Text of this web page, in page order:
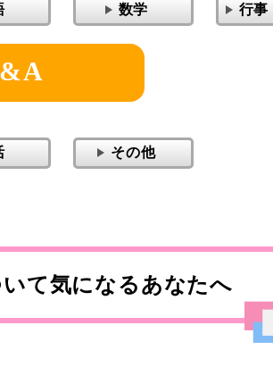
数学 行事
その他
て気になるあなたへ